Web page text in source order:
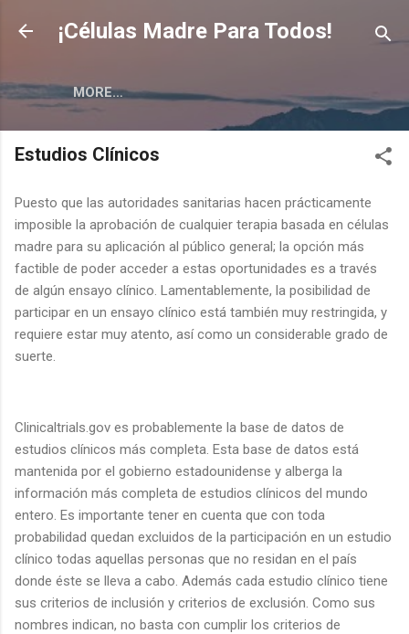
Skip to main content
¡Células Madre Para Todos!
MORE…
Estudios Clínicos
Puesto que las autoridades sanitarias hacen prácticamente
imposible la aprobación de cualquier terapia basada en células
madre para su aplicación al público general; la opción más
factible de poder acceder a estas oportunidades es a través
de algún ensayo clínico. Lamentablemente, la posibilidad de
participar en un ensayo clínico está también muy restringida, y
requiere estar muy atento, así como un considerable grado de
suerte.
Clinicaltrials.gov es probablemente la base de datos de
estudios clínicos más completa. Esta base de datos está
mantenida por el gobierno estadounidense y alberga la
información más completa de estudios clínicos del mundo
entero. Es importante tener en cuenta que con toda
probabilidad quedan excluidos de la participación en un estudio
clínico todas aquellas personas que no residan en el país
donde éste se lleva a cabo. Además cada estudio clínico tiene
sus criterios de inclusión y criterios de exclusión. Como sus
nombres indican, no basta con cumplir los criterios de